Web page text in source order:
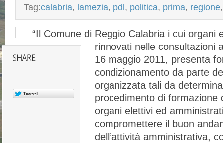
Tag:calabria, lamezia, pdl, politica, prima, regione
“Il Comune di Reggio Calabria i cui organi
rinnovati nelle consultazioni
16 maggio 2011, presenta
condizionamento da parte
organizzata tali da
procedimento di formazione
organi elettivi ed
compromettere il buon
dell’attività amministrativa,